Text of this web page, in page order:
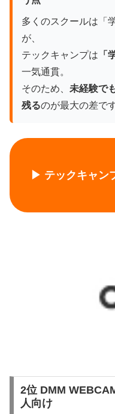
多くのスクールは「
が、
テックキャンプは 「
一気通貫。
そのため、 未経験で
残るのが最大の差です
▶ テックキャン
2位 DMM
人向け